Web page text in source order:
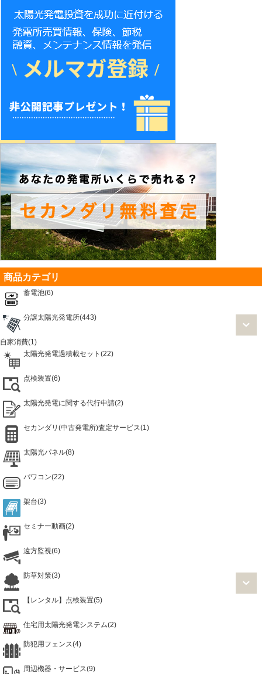
商品カテゴリ
蓄電池(6)
分譲太陽光発電所(443)
自家消費(1)
太陽光発電過積載セット(22)
点検装置(6)
太陽光発電に関する代行申請(2)
セカンダリ(中古発電所)査定サービス(1)
太陽光パネル(8)
パワコン(22)
架台(3)
セミナー動画(2)
遠方監視(6)
防草対策(3)
【レンタル】点検装置(5)
住宅用太陽光発電システム(2)
防犯用フェンス(4)
周辺機器・サービス(9)